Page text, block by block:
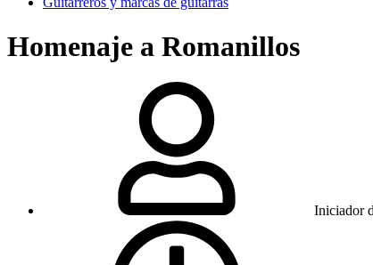
Homenaje a Romanillos
Iniciador